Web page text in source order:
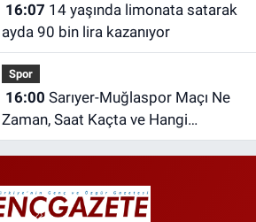
16:07
ayda 90 bin lira kazanıyor
Spor
16:00
Zaman, Saat Kaçta ve Hangi
Kanalda?